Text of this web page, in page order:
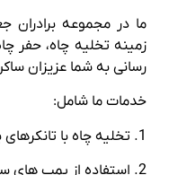
زمینه تخلیه چاه، حفر
رسانی به شما عزیزان
خدمات ما شامل:
1. تخلیه چاه با تانکرهای بزرگ و کوچک متناسب با محل شما
2. استفاده از پمپ‌ های ساکشن و لجن‌ کش